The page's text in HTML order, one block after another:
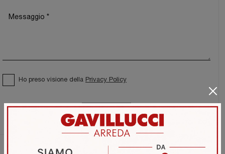
Sfoglia i cataloghi
Ho preso visione della Privacy Policy
Invia